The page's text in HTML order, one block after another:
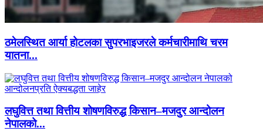
ठमेलस्थित आर्या होटलका सुपरभाइजरले कर्मचारीमाथि चरम
यातना...
लघुवित्त तथा वित्तीय शोषणविरुद्ध किसान–मजदुर आन्दोलन
नेपालको...